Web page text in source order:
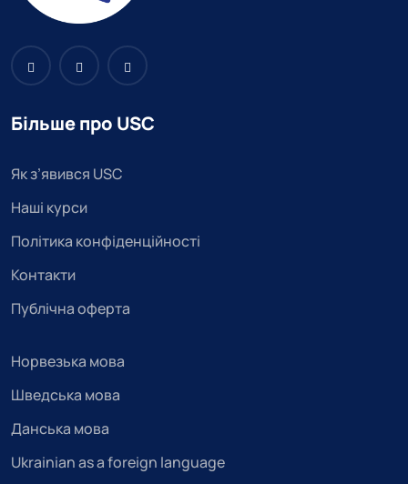
Більше про USC
Як з’явився USC
Наші курси
Політика конфіденційності
Контакти
Публічна оферта
Норвезька мова
Шведська мова
Данська мова
Ukrainian as a foreign language